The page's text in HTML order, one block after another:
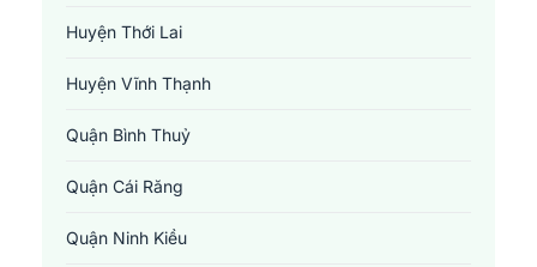
Huyện Thới Lai
Huyện Vĩnh Thạnh
Quận Bình Thuỷ
Quận Cái Răng
Quận Ninh Kiều